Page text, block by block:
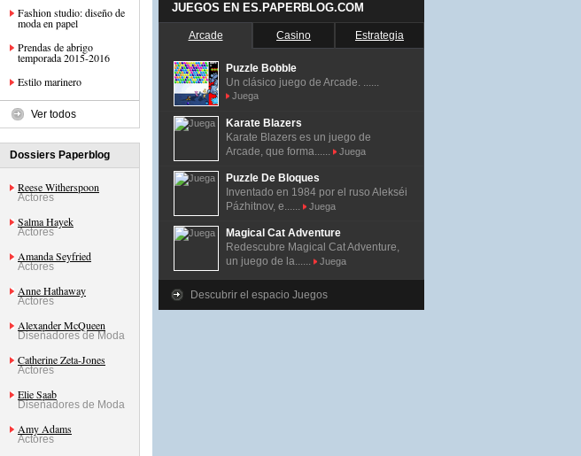
Fashion studio: diseño de
moda en papel
Prendas de abrigo
temporada 2015-2016
Estilo marinero
Ver todos
Dossiers Paperblog
Reese Witherspoon
Actores
Salma Hayek
Actores
Amanda Seyfried
Actores
Anne Hathaway
Actores
Alexander McQueen
Diseñadores de Moda
Catherine Zeta-Jones
Actores
Elie Saab
Diseñadores de Moda
Amy Adams
Actores
JUEGOS EN ES.PAPERBLOG.COM
Arcade Casino Estrategia
Puzzle Bobble
Un clásico juego de Arcade. ......
Juega
Karate Blazers
Karate Blazers es un juego de
Arcade, que forma......
Juega
Puzzle De Bloques
Inventado en 1984 por el ruso Alekséi
Pázhitnov, e......
Juega
Magical Cat Adventure
Redescubre Magical Cat Adventure,
un juego de la......
Juega
Descubrir el espacio Juegos